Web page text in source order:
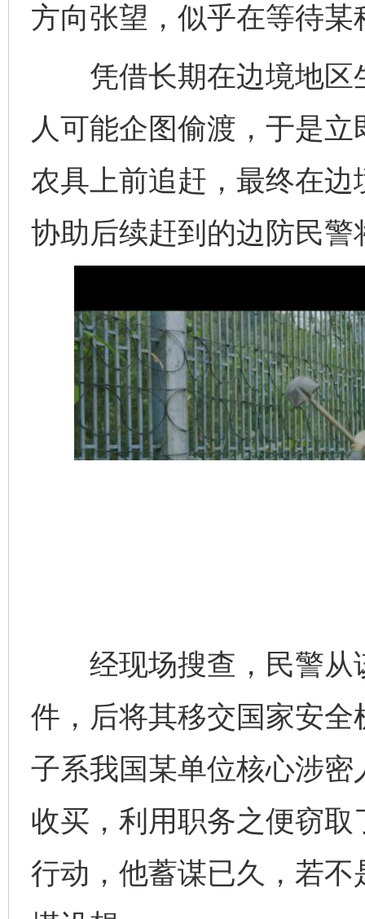
方向张望，似乎在等待某
凭借长期在边境地区
人可能企图偷渡，于是
农具上前追赶，最终在
协助后续赶到的边防民警
经现场搜查，民警从
件，后将其移交国家安
子系我国某单位核心涉
收买，利用职务之便窃
行动，他蓄谋已久，若